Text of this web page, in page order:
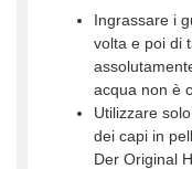
Ingrassare i
volta e poi di
acqua non è
Utilizzare
dei capi in
Der Original